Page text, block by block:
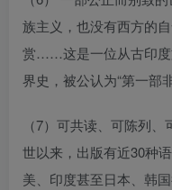
族主义，也没有西方的
赏……这是一位从古印度
界史，被公认为“第一部
（7）可共读、可陈列
世以来，出版有近30种
美、印度甚至日本、韩